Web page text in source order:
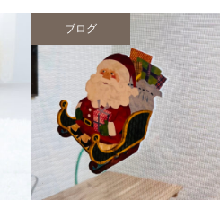
ブログ